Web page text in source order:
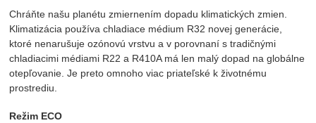
Chráňte našu planétu zmiernením dopadu klimatických zmien.
Klimatizácia používa chladiace médium R32 novej generácie,
ktoré nenarušuje ozónovú vrstvu a v porovnaní s tradičnými
chladiacimi médiami R22 a R410A má len malý dopad na globálne
otepľovanie. Je preto omnoho viac priateľské k životnému
prostrediu.
Režim ECO